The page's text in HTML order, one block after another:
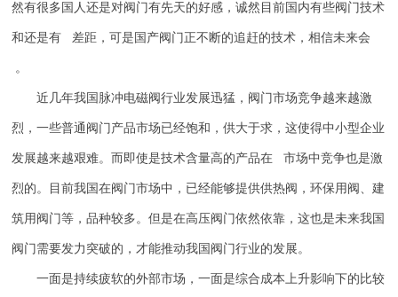
然有很多国人还是对阀门有先天的好感，诚然目前国内有些阀门技术
和还是有 差距，可是国产阀门正不断的追赶的技术，相信未来会
。
近几年我国脉冲电磁阀行业发展迅猛，阀门市场竞争越来越激
烈，一些普通阀门产品市场已经饱和，供大于求，这使得中小型企业
发展越来越艰难。而即使是技术含量高的产品在 市场中竞争也是激
烈的。目前我国在阀门市场中，已经能够提供供热阀，环保用阀、建
筑用阀门等，品种较多。但是在高压阀门依然依靠，这也是未来我国
阀门需要发力突破的，才能推动我国阀门行业的发展。
一面是持续疲软的外部市场，一面是综合成本上升影响下的比较